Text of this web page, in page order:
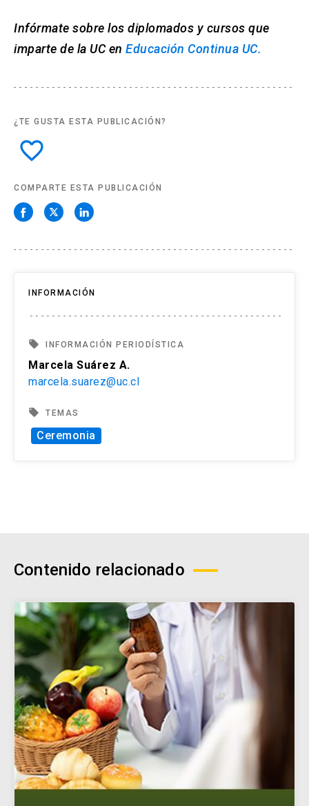
Infórmate sobre los diplomados y cursos que
imparte de la UC en Educación Continua UC.
¿TE GUSTA ESTA PUBLICACIÓN?
favorite_border
COMPARTE ESTA PUBLICACIÓN
INFORMACIÓN
local_offer INFORMACIÓN PERIODÍSTICA
Marcela Suárez A.
marcela.suarez@uc.cl
local_offer TEMAS
Ceremonia
Contenido relacionado